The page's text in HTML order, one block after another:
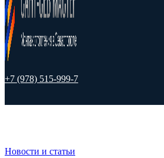
+7 (978) 515-999-7
Новости и статьи